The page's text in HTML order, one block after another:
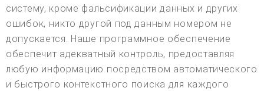
систему, кроме фальсификации данных и других
ошибок, никто другой под данным номером не
допускается. Наше программное обеспечение
обеспечит адекватный контроль, предоставляя
любую информацию посредством автоматического
и быстрого контекстного поиска для каждого